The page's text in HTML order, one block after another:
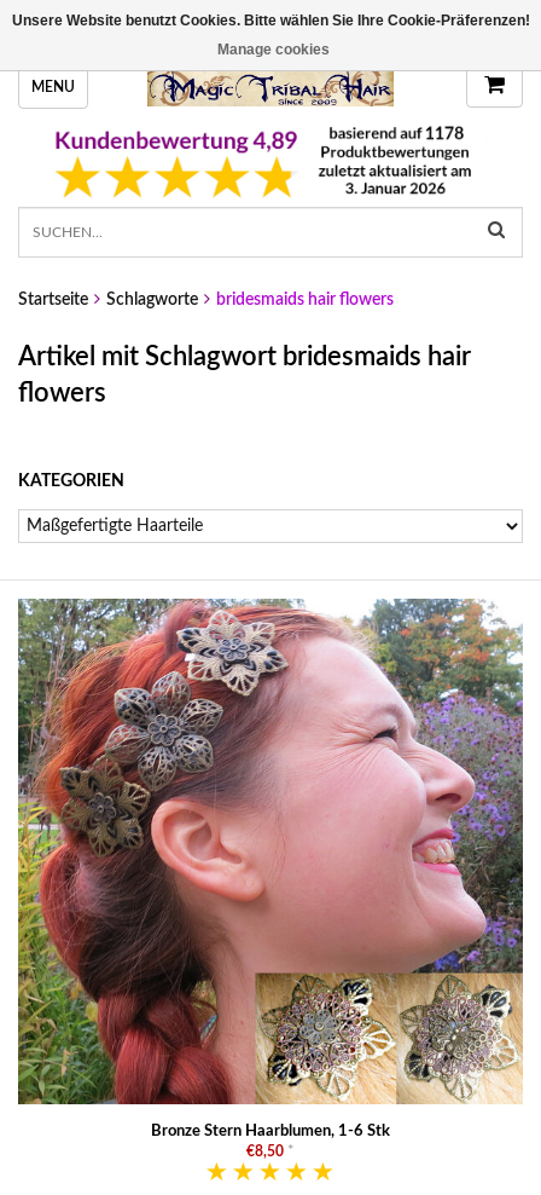
HANDGEFERTIGTE HAARTEILE, DEINE FARBE
MENU
Startseite Schlagworte bridesmaids hair flowers
Artikel mit Schlagwort bridesmaids hair
flowers
KATEGORIEN
Bronze Stern Haarblumen, 1-6 Stk
€8,50 *
Unsere Website benutzt Cookies. Bitte wählen Sie Ihre Cookie-Präferenzen!
Manage cookies